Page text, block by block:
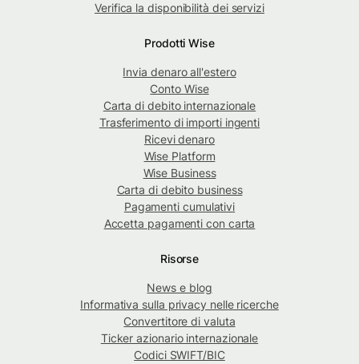
Verifica la disponibilità dei servizi
Prodotti Wise
Invia denaro all'estero
Conto Wise
Carta di debito internazionale
Trasferimento di importi ingenti
Ricevi denaro
Wise Platform
Wise Business
Carta di debito business
Pagamenti cumulativi
Accetta pagamenti con carta
Risorse
News e blog
Informativa sulla privacy nelle ricerche
Convertitore di valuta
Ticker azionario internazionale
Codici SWIFT/BIC